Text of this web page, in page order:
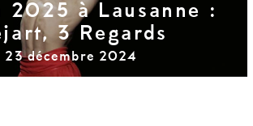
2025 à Lausanne :
3 Regards
23 décembre 2024